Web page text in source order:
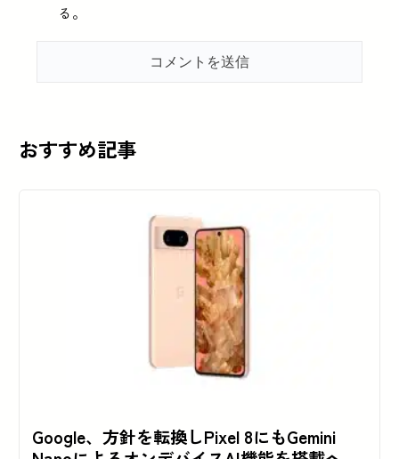
る。
おすすめ記事
Google、方針を転換しPixel 8にもGemini